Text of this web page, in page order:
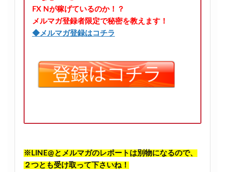
FX Nが稼げているのか！？
メルマガ登録者限定で秘密を教えます！
◆メルマガ登録はコチラ
※LINE@とメルマガのレポートは別物になるので、
２つとも受け取って下さいね！